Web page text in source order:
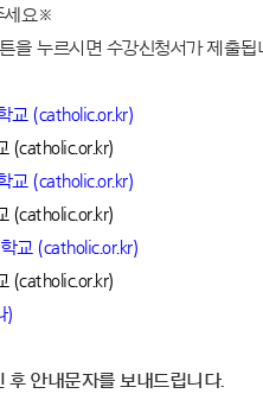
요※
을 누르시면 수강신청서가 제출됩
교 (catholic.or.kr)
(catholic.or.kr)
교 (catholic.or.kr)
(catholic.or.kr)
교 (catholic.or.kr)
(catholic.or.kr)
)
후 안내문자를 보내드립니다.